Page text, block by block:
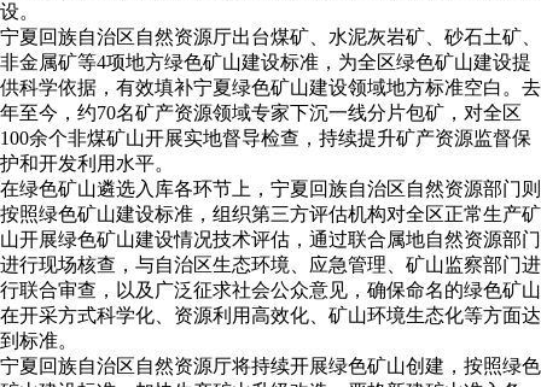
设。
宁夏回族自治区自然资源厅出台煤矿、水泥灰岩矿、砂石土矿、
非金属矿等4项地方绿色矿山建设标准，为全区绿色矿山建设提
供科学依据，有效填补宁夏绿色矿山建设领域地方标准空白。去
年至今，约70名矿产资源领域专家下沉一线分片包矿，对全区
100余个非煤矿山开展实地督导检查，持续提升矿产资源监督保
护和开发利用水平。
在绿色矿山遴选入库各环节上，宁夏回族自治区自然资源部门则
按照绿色矿山建设标准，组织第三方评估机构对全区正常生产矿
山开展绿色矿山建设情况技术评估，通过联合属地自然资源部门
进行现场核查，与自治区生态环境、应急管理、矿山监察部门进
行联合审查，以及广泛征求社会公众意见，确保命名的绿色矿山
在开采方式科学化、资源利用高效化、矿山环境生态化等方面达
到标准。
宁夏回族自治区自然资源厅将持续开展绿色矿山创建，按照绿色